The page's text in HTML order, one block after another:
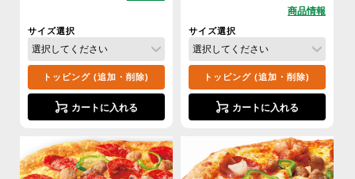
サイズ選択
トッピング (追加・削除)
カートに入れる
サイズ選択
トッピング (追加・削除)
カートに入れる